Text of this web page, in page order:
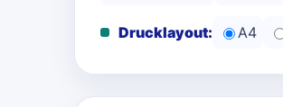
Drucklayout: A4